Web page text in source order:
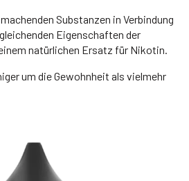
Substanzen in Verbindung
Eigenschaften der
natürlichen Ersatz für Nikotin.
um die Gewohnheit als vielmehr